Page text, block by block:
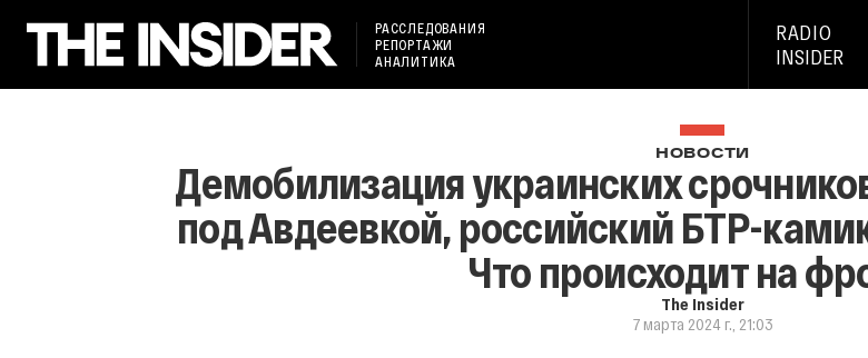
РАССЛЕДОВАНИЯ
РЕПОРТАЖИ
АНАЛИТИКА
RADIO
INSIDER
НОВОСТИ
Демобилизация украинских
под Авдеевкой, российский БТР-
Что происходит на
The Insider
7 марта 2024 г., 21:03